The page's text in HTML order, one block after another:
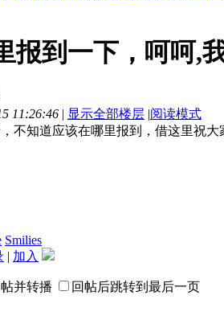
报到一下，呵呵,
11:26:46 | 显示全部楼层 |阅读模式
不知道应该在哪里报到，借这里祝大
Smilies
| 加入
并转播 回帖后跳转到最后一页